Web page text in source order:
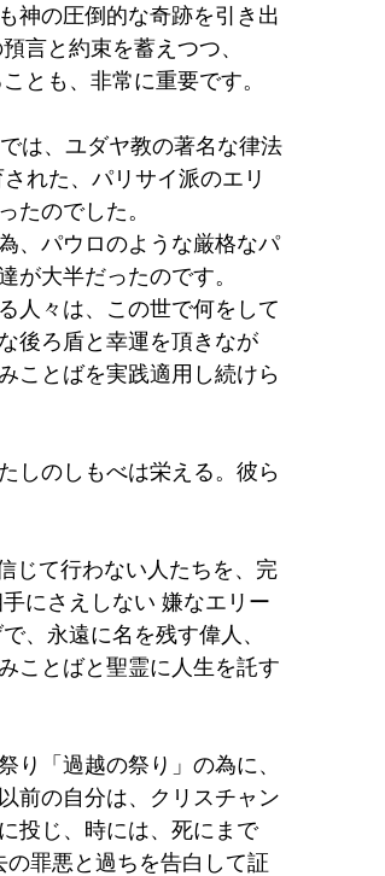
神の圧倒的な奇跡を引き出
言と約束を蓄えつつ、
とも、非常に重要です。
は、ユダヤ教の著名な律法
れた、パリサイ派のエリ
たのでした。
、パウロのような厳格なパ
が大半だったのです。
人々は、この世で何をして
後ろ盾と幸運を頂きなが
ことばを実践適用し続けら
しのしもべは栄える。彼ら
じて行わない人たちを、完
にさえしない 嫌なエリー
、永遠に名を残す偉人、
ことばと聖霊に人生を託す
「過越の祭り」の為に、
前の自分は、クリスチャン
投じ、時には、死にまで
の罪悪と過ちを告白して証